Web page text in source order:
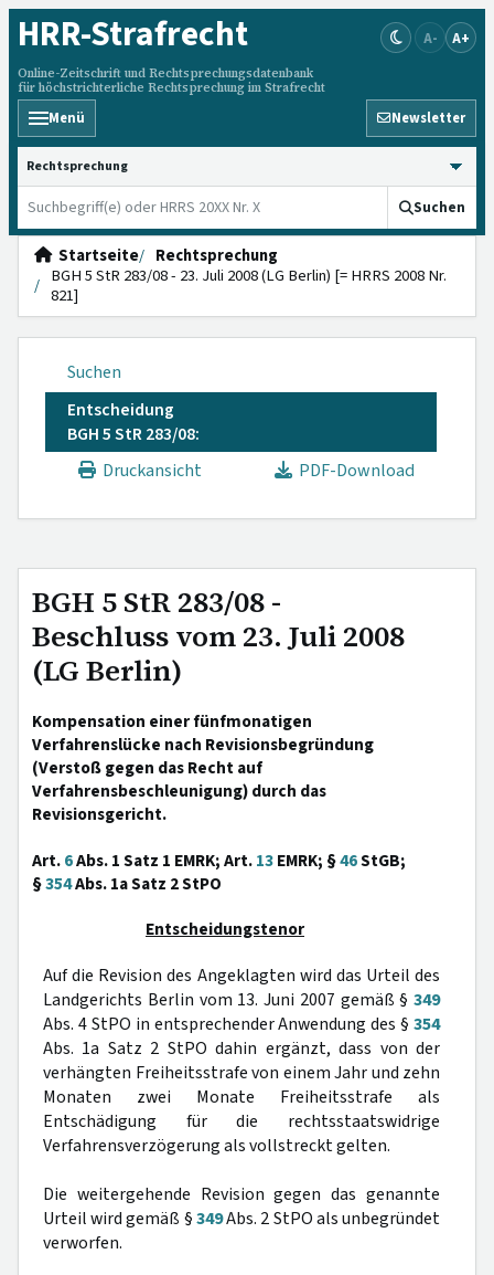
HRR-Strafrecht
Online-Zeitschrift und Rechtsprechungsdatenbank
für höchstrichterliche Rechtsprechung im Strafrecht
A- A+
Menü Newsletter
HRRS durchsuchen
Suchen
Startseite
Rechtsprechung
BGH 5 StR 283/08 - 23. Juli 2008 (LG Berlin) [= HRRS 2008 Nr.
821]
Suchen
Entscheidung
BGH 5 StR 283/08:
Druckansicht
PDF-Download
BGH 5 StR 283/08 -
Beschluss vom 23. Juli 2008
(LG Berlin)
Kompensation einer fünfmonatigen
Verfahrenslücke nach Revisionsbegründung
(Verstoß gegen das Recht auf
Verfahrensbeschleunigung) durch das
Revisionsgericht.
Art.6Abs. 1 Satz 1 EMRK; Art.13EMRK; §46StGB;
§354Abs. 1a Satz 2 StPO
Entscheidungstenor
Auf die Revision des Angeklagten wird das Urteil des
Landgerichts Berlin vom 13. Juni 2007 gemäß § 349
Abs. 4 StPO in entsprechender Anwendung des § 354
Abs. 1a Satz 2 StPO dahin ergänzt, dass von der
verhängten Freiheitsstrafe von einem Jahr und zehn
Monaten zwei Monate Freiheitsstrafe als
Entschädigung für die rechtsstaatswidrige
Verfahrensverzögerung als vollstreckt gelten.
Die weitergehende Revision gegen das genannte
Urteil wird gemäß §349Abs. 2 StPO als unbegründet
verworfen.